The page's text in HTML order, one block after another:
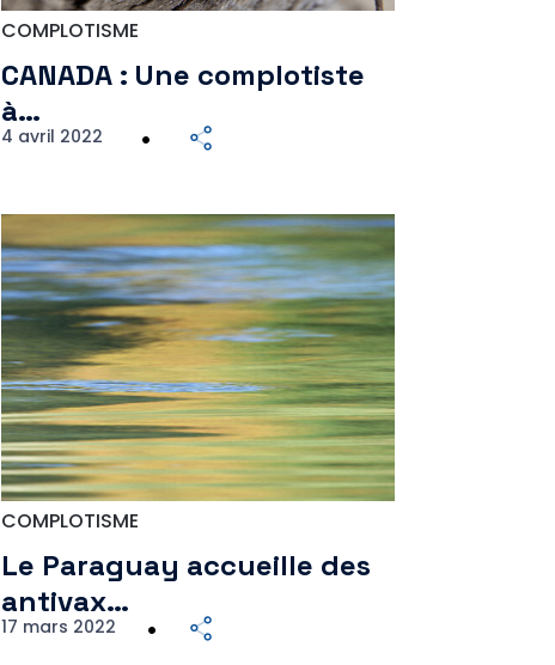
COMPLOTISME
CANADA : Une complotiste
à…
4 avril 2022
COMPLOTISME
Le Paraguay accueille des
antivax…
17 mars 2022